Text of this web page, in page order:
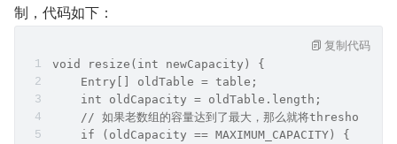
制，代码如下：
void resize(int newCapacity) {
    Entry[] oldTable = table;
    int oldCapacity = oldTable.length;
// 如果老数组的容量达到了最大，那么就将threshold设置
    if (oldCapacity == MAXIMUM_CAPACITY) {
复制代码